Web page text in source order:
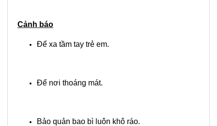
Cảnh báo
Để xa tầm tay trẻ em.
Để nơi thoáng mát.
Bảo quản bao bì luôn khô ráo.